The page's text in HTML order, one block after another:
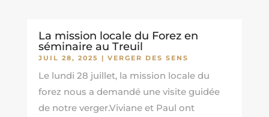
La mission locale du Forez en
séminaire au Treuil
JUIL 28, 2025 | VERGER DES SENS
Le lundi 28 juillet, la mission locale du
forez nous a demandé une visite guidée
de notre verger.Viviane et Paul ont